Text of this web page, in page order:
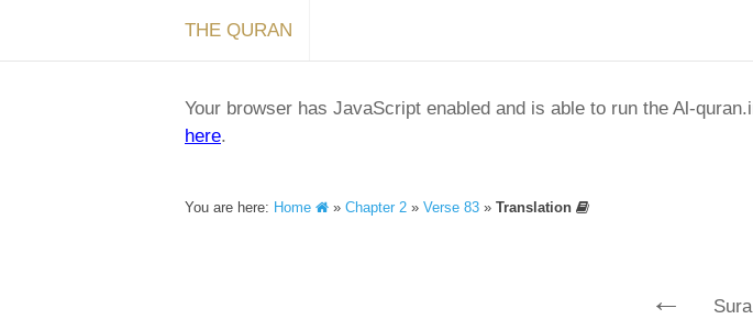
THE QURAN
Your browser has JavaScript enabled and is able to run the Al-
here.
You are here: Home » Chapter 2 » Verse 83 » Translation
←